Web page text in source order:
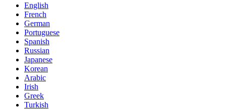
English
French
German
Portuguese
Spanish
Russian
Japanese
Korean
Arabic
Irish
Greek
Turkish